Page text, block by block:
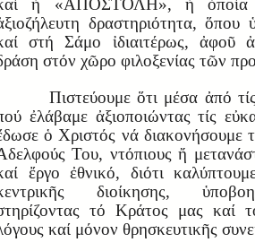
ἡ «ΑΠΟΣΤΟΛΗ», ἡ ὁποία
δραστηριότητα, ὅπου
στή Σάμο ἰδιαιτέρως, ἀφοῦ
στόν χῶρο φιλοξενίας τῶν
Πιστεύουμε ὅτι μέσα ἀπό
ἐλάβαμε ἀξιοποιώντας τίς
ὁ Χριστός νά διακονήσουμε
Του, ντόπιους ἤ
ἔργο ἐθνικό, διότι
διοίκησης,
τό Κράτος μας καί
καί μόνον θρησκευτικῆς